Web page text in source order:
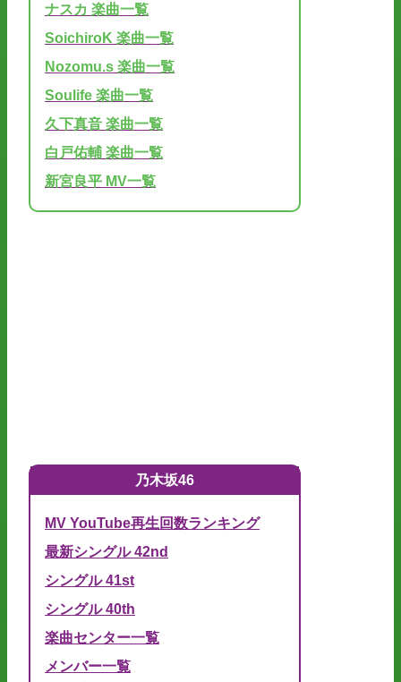
ナスカ 楽曲一覧
SoichiroK 楽曲一覧
Nozomu.s 楽曲一覧
Soulife 楽曲一覧
久下真音 楽曲一覧
白戸佑輔 楽曲一覧
新宮良平 MV一覧
乃木坂46
MV YouTube再生回数ランキング
最新シングル 42nd
シングル 41st
シングル 40th
楽曲センター一覧
メンバー一覧